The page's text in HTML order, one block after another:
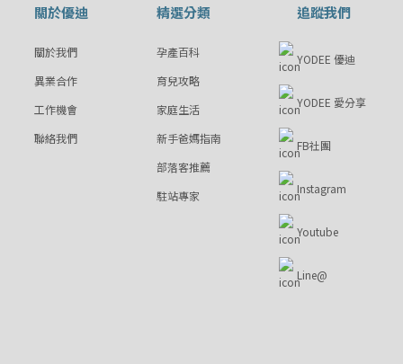
關於優迪
關於我們
異業合作
工作機會
聯絡我們
精選分類
孕產百科
育兒攻略
家庭生活
新手爸媽指南
部落客推薦
駐站專家
追蹤我們
YODEE 優迪
YODEE 愛分享
FB社團
Instagram
Youtube
Line@